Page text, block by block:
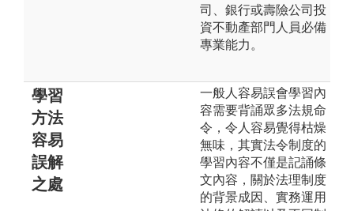
司、銀行或壽險公司投
資不動產部門人員必備
專業能力。
學習
方法
容易
誤解
之處
一般人容易誤會學習內
容需要背誦眾多法規命
令，令人容易覺得枯燥
無味，其實法令制度的
學習內容不僅是記誦條
文內容，關於法理制度
的背景成因、實務運用